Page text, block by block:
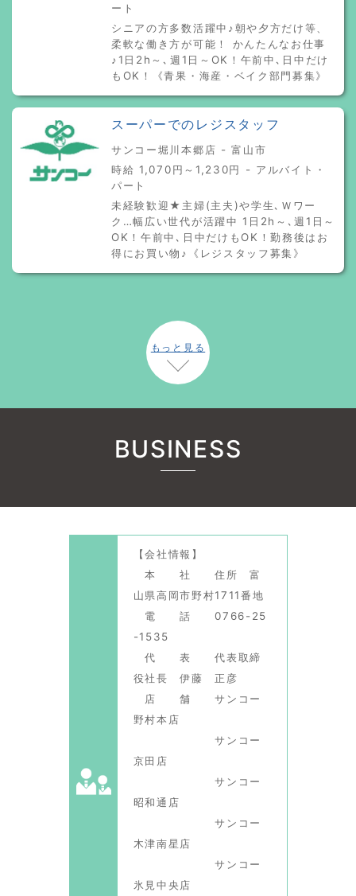
ート
シニアの方多数活躍中♪朝や夕方だけ等、
柔軟な働き方が可能！ かんたんなお仕事
♪1日2h～､週1日～OK！午前中､日中だけ
もOK！《青果・海産・ベイク部門募集》
スーパーでのレジスタッフ
サンコー堀川本郷店 - 富山市
時給 1,070円～1,230円 - アルバイト・
パート
未経験歓迎★主婦(主夫)や学生､Ｗワー
ク…幅広い世代が活躍中 1日2h～､週1日～
OK！午前中､日中だけもOK！勤務後はお
得にお買い物♪《レジスタッフ募集》
もっと見る
BUSINESS
【会社情報】
本 社 住所 富
山県高岡市野村1711番地
電 話 0766-25
-1535
代 表 代表取締
役社長 伊藤 正彦
店 舗 サンコー
野村本店
サンコー
京田店
サンコー
昭和通店
サンコー
木津南星店
サンコー
氷見中央店